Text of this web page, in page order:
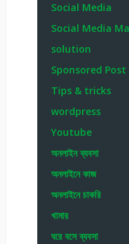
Social Media
Social Media
solution
Sponsored Post
Tips & tricks
wordpress
Youtube
অনলাইন ব্যবসা
অনলাইনে কাজ
অনলাইনে চাকরি
খামার
ঘরে বসে ব্যবসা